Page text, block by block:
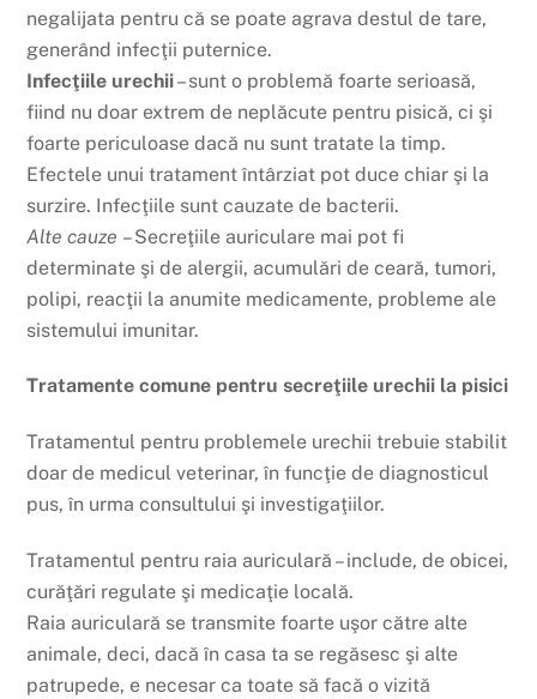
negalijata pentru că se poate agrava destul de tare,
generând infecţii puternice.
Infecţiile urechii– sunt o problemă foarte serioasă,
fiind nu doar extrem de neplăcute pentru pisică, ci şi
foarte periculoase dacă nu sunt tratate la timp.
Efectele unui tratament întârziat pot duce chiar şi la
surzire. Infecţiile sunt cauzate de bacterii.
Alte cauze – Secreţiile auriculare mai pot fi
determinate şi de alergii, acumulări de ceară, tumori,
polipi, reacţii la anumite medicamente, probleme ale
sistemului imunitar.
Tratamente comune pentru secreţiile urechii la pisici
Tratamentul pentru problemele urechii trebuie stabilit
doar de medicul veterinar, în funcţie de diagnosticul
pus, în urma consultului şi investigaţiilor.
Tratamentul pentru raia auriculară – include, de obicei,
curăţări regulate şi medicaţie locală.
Raia auriculară se transmite foarte uşor către alte
animale, deci, dacă în casa ta se regăsesc şi alte
patrupede, e necesar ca toate să facă o vizită